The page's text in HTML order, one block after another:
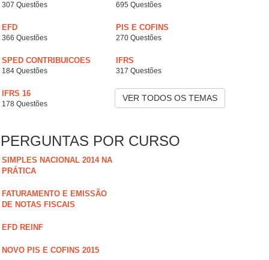
307 Questões 695 Questões
EFD
366 Questões
PIS E COFINS
270 Questões
SPED CONTRIBUICOES
184 Questões
IFRS
317 Questões
IFRS 16
178 Questões
VER TODOS OS TEMAS
PERGUNTAS POR CURSO
SIMPLES NACIONAL 2014 NA
PRÁTICA
FATURAMENTO E EMISSÃO
DE NOTAS FISCAIS
EFD REINF
NOVO PIS E COFINS 2015